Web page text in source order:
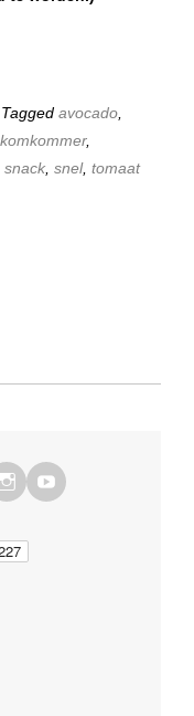
avocado,
komkommer,
snack, snel, tomaat